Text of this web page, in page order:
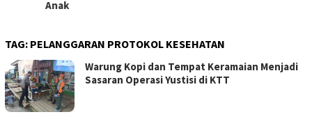
TAG: PELANGGARAN PROTOKOL KESEHATAN
Warung Kopi dan Tempat Keramaian Menjadi
Sasaran Operasi Yustisi di KTT